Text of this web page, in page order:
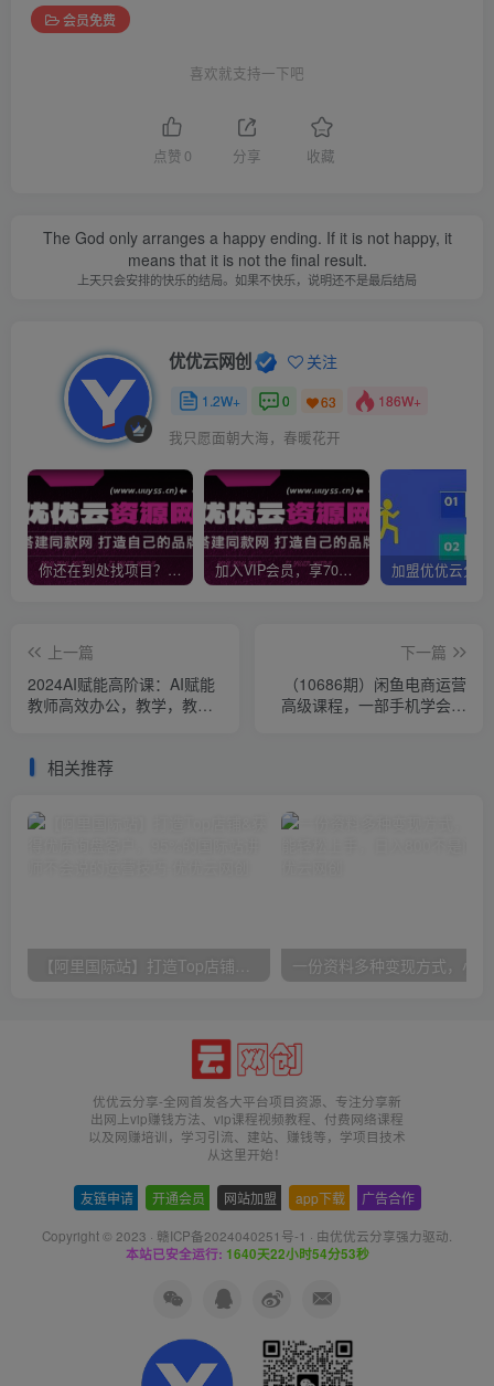
会员免费
喜欢就支持一下吧
点赞 0 分享 收藏
The God only arranges a happy ending. If it is not happy, it
means that it is not the final result.
上天只会安排的快乐的结局。如果不快乐，说明还不是最后结局
优优云网创 关注
1.2W+ 0 63 186W+
我只愿面朝大海，春暖花开
你还在到处找项目？还在当韭菜？我靠网创资源站一个月收入5万+，曾经我也是个失败者。 加入VIP会员，享70%的推广提成，免费学习多种网上创业课程，菜鸟秒变大神！
上一篇
2024AI赋能高阶课：AI赋能
教师高效办公，教学，教研
下一篇
（10686期）闲鱼电商运营
高级课程，一部手机学会闲
相关推荐
优优云分享-全网首发各大平台项目资源、专注分享新
出网上vip赚钱方法、vip课程视频教程、付费网络课程
以及网赚培训，学习引流、建站、赚钱等，学项目技术
从这里开始！
友链申请 开通会员 网站加盟 app下载 广告合作
Copyright © 2023 · 赣ICP备2024040251号-1 · 由优优云分享强力驱动.
本站已安全运行: 1640天22小时54分53秒